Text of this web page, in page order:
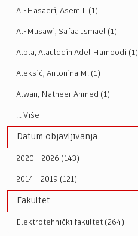
Al-Hasaeri, Asem I. (1)
Al-Musawi, Safaa Ismael (1)
Albla, Alaulddin Adel Hamoodi (1)
Aleksić, Antonina M. (1)
Alwan, Natheer Ahmed (1)
... Više
Datum objavljivanja
2020 - 2026 (143)
2014 - 2019 (121)
Fakultet
Elektrotehnički fakultet (264)